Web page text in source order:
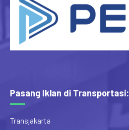
Pasang Iklan di Transportasi:
Transjakarta